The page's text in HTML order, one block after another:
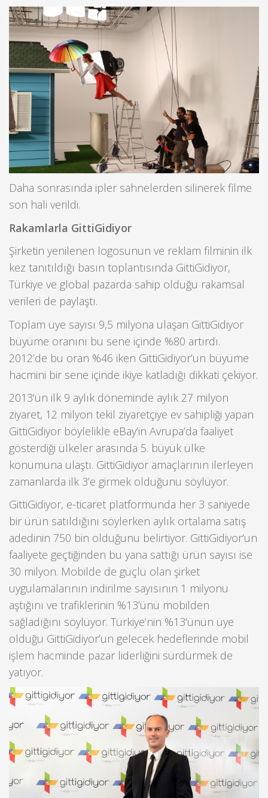
Daha sonrasında ipler sahnelerden silinerek filme
son hali verildi.
Rakamlarla GittiGidiyor
Şirketin yenilenen logosunun ve reklam filminin ilk
kez tanıtıldığı basın toplantısında GittiGidiyor,
Türkiye ve global pazarda sahip olduğu rakamsal
verileri de paylaştı.
Toplam üye sayısı 9,5 milyona ulaşan GittiGidiyor
büyüme oranını bu sene içinde %80 artırdı.
2012’de bu oran %46 iken GittiGidiyor’un büyüme
hacmini bir sene içinde ikiye katladığı dikkati çekiyor.
2013’ün ilk 9 aylık döneminde aylık 27 milyon
ziyaret, 12 milyon tekil ziyaretçiye ev sahipliği yapan
GittiGidiyor böylelikle eBay’in Avrupa’da faaliyet
gösterdiği ülkeler arasında 5. büyük ülke
konumuna ulaştı. GittiGidiyor amaçlarının ilerleyen
zamanlarda ilk 3’e girmek olduğunu söylüyor.
GittiGidiyor, e-ticaret platformunda her 3 saniyede
bir ürün satıldığını söylerken aylık ortalama satış
adedinin 750 bin olduğunu belirtiyor. GittiGidiyor’un
faaliyete geçtiğinden bu yana sattığı ürün sayısı ise
30 milyon. Mobilde de güçlü olan şirket
uygulamalarının indirilme sayısının 1 milyonu
aştığını ve trafiklerinin %13’ünü mobilden
sağladığını söylüyor. Türkiye’nin %13’ünün üye
olduğu GittiGidiyor’un gelecek hedeflerinde mobil
işlem hacminde pazar liderliğini sürdürmek de
yatıyor.